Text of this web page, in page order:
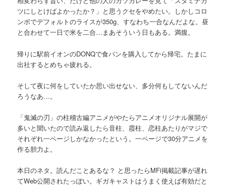
ツにしとけばよかったか？」と思うクセをやめたい。しかしコロ
ンボでデフォルトのライスが350g、すなわち一合なんだよな。昼
と合わせて一日で米を二合…まあそういう日もある。満腹。
帰りに駅前イオンのDONQで食パンを購入してから帰宅。たまに
出社するとめちゃ疲れる。
そして夜に何をしていたか思い出せない、多分何もしてないんだ
ろうなあ…。
「鬼滅の刃」の柱稽古編アニメがやたらアニメオリジナル展開が
多いと聞いたので読み返したら音柱、霞柱、恋柱あたりがマジで
それぞれ一ページしかなかったという。一ページで30分アニメを
作る胆力よ。
本日のネタ。読んだことあるな？ と思ったらMFi掲載記事が遅れ
てWeb公開されたっぽい。ギガキャストはうまく使えば有効だと